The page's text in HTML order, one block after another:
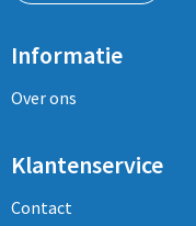
Informatie
Over ons
Klantenservice
Contact